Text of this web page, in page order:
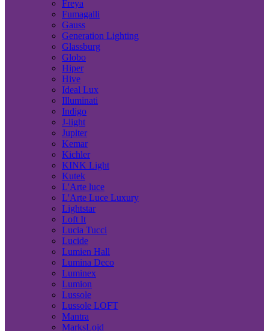
Freya
Fumagalli
Gauss
Generation Lighting
Glassburg
Globo
Hiper
Hive
Ideal Lux
Illuminati
Indigo
J-light
Jupiter
Kemar
Kichler
KINK Light
Kutek
L'Arte luce
L'Arte Luce Luxury
Lightstar
Loft It
Lucia Tucci
Lucide
Lumien Hall
Lumina Deco
Luminex
Lumion
Lussole
Lussole LOFT
Mantra
MarksLojd